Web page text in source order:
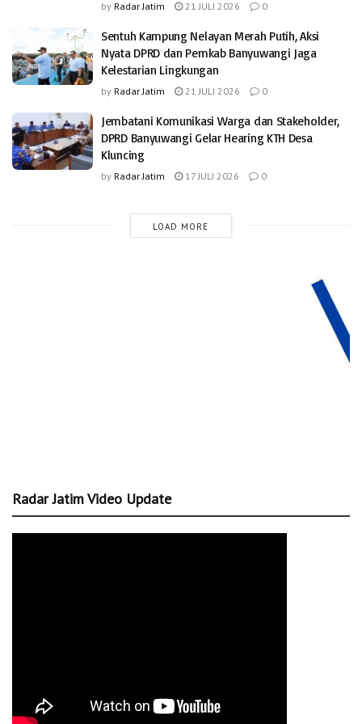
by Radar Jatim 21 JULI 2026 0
Sentuh Kampung Nelayan Merah Putih, Aksi
Nyata DPRD dan Pemkab Banyuwangi Jaga
Kelestarian Lingkungan
by Radar Jatim 21 JULI 2026 0
Jembatani Komunikasi Warga dan Stakeholder,
DPRD Banyuwangi Gelar Hearing KTH Desa
Kluncing
by Radar Jatim 17 JULI 2026 0
LOAD MORE
Radar Jatim Video Update